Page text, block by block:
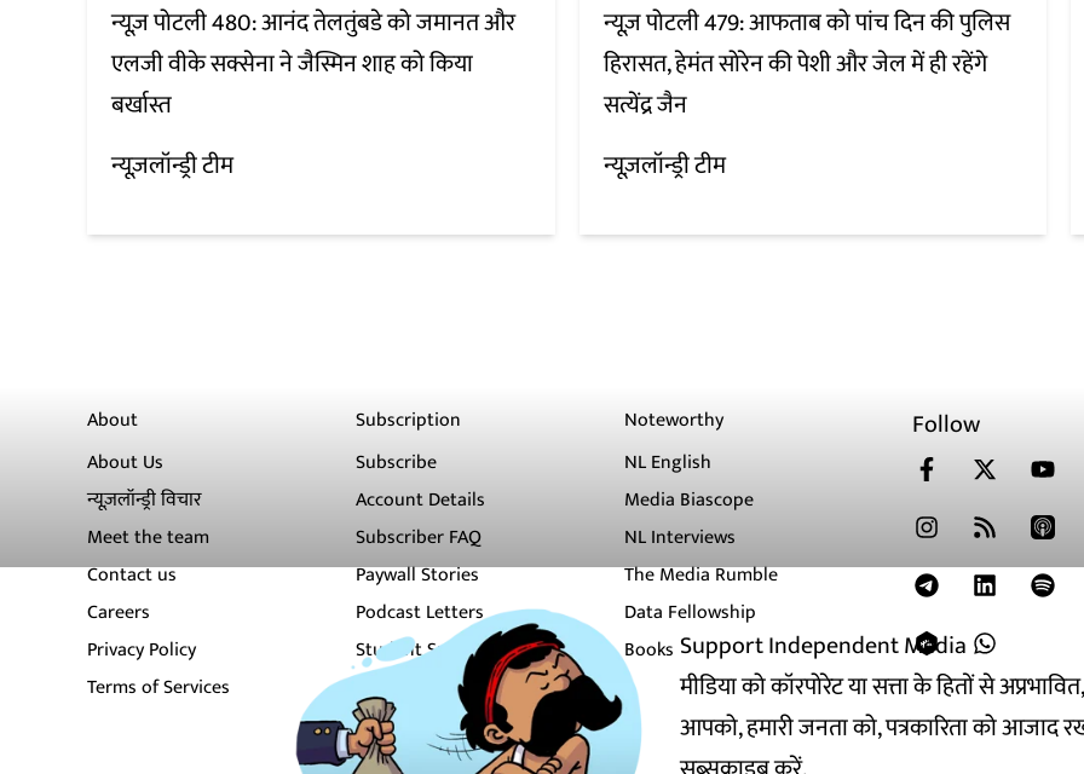
Support Independent Media
मीडिया को कॉरपोरेट या सत्ता के हितों से
आपको, हमारी जनता को, पत्रकारिता को
न्यूज़ पोटली 480: आनंद तेलतुंबडे को जमानत और
एलजी वीके सक्सेना ने जैस्मिन शाह को किया
बर्खास्त
न्यूज़लॉन्ड्री टीम
न्यूज़ पोटली 479: आफताब को पांच दिन की पुलिस
हिरासत, हेमंत सोरेन की पेशी और जेल में ही रहेंगे
सत्येंद्र जैन
न्यूज़लॉन्ड्री टीम
About
About Us
न्यूज़लॉन्ड्री विचार
Meet the team
Contact us
Careers
Privacy Policy
Terms of Services
Subscription
Subscribe
Account Details
Subscriber FAQ
Paywall Stories
Podcast Letters
Student Subscription
Newsletters
Noteworthy
NL English
Media Biascope
NL Interviews
The Media Rumble
Data Fellowship
Books
Follow